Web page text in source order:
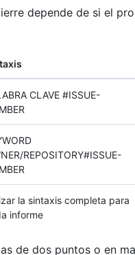
depende de si el
CLAVE #ISSUE-
REPOSITORY#ISSUE-
la sintaxis completa para
informe
de dos puntos o en